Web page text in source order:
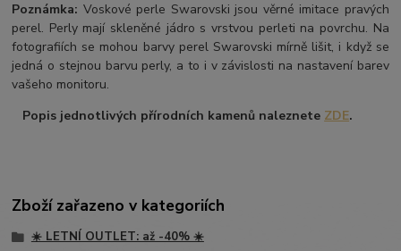
Poznámka: Voskové perle Swarovski jsou věrné imitace pravých
perel. Perly mají skleněné jádro s vrstvou perleti na povrchu. Na
fotografiích se mohou barvy perel Swarovski mírně lišit, i když se
jedná o stejnou barvu perly, a to i v závislosti na nastavení barev
vašeho monitoru.
Popis jednotlivých přírodních kamenů naleznete ZDE.
Zboží zařazeno v kategoriích
☀️ LETNÍ OUTLET: až -40% ☀️